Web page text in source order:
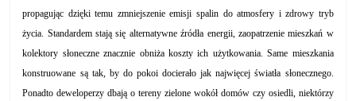
propagując dzięki temu zmniejszenie emisji spalin do atmosfery i zdrowy tryb
życia. Standardem stają się alternatywne źródła energii, zaopatrzenie mieszkań w
kolektory słoneczne znacznie obniża koszty ich użytkowania. Same mieszkania
konstruowane są tak, by do pokoi docierało jak najwięcej światła słonecznego.
Ponadto deweloperzy dbają o tereny zielone wokół domów czy osiedli, niektórzy